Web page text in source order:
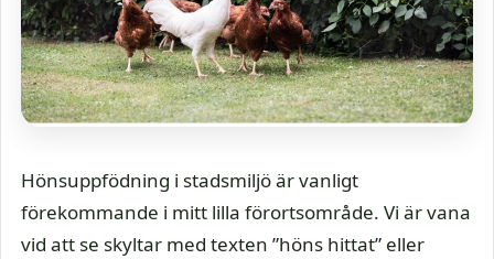
Hönsuppfödning i stadsmiljö är vanligt
förekommande i mitt lilla förortsområde. Vi är vana
vid att se skyltar med texten ”höns hittat” eller